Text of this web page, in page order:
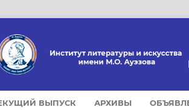
ВЫПУСК АРХИВЫ